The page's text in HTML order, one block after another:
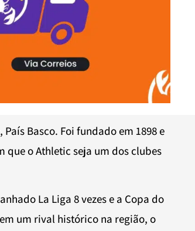
Basco. Foi fundado em 1898 e
que o Athletic seja um dos clubes
La Liga 8 vezes e a Copa do
um rival histórico na região, o